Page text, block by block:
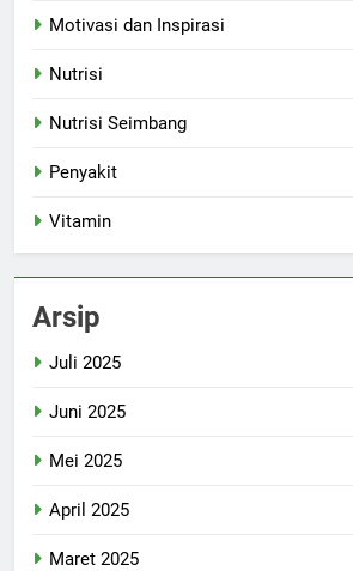
Motivasi dan Inspirasi
Nutrisi
Nutrisi Seimbang
Penyakit
Vitamin
Arsip
Juli 2025
Juni 2025
Mei 2025
April 2025
Maret 2025